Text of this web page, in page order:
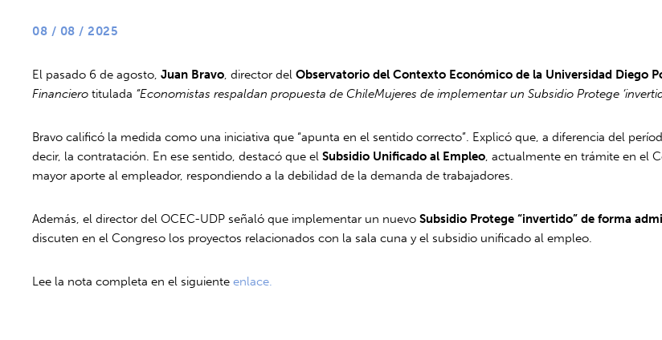
08 / 08 / 2025
El pasado 6 de agosto,Juan Bravo, director delObservatorio del Contexto Económico de la Universidad Diego
Financiero titulada “Economistas respaldan propuesta de ChileMujeres de implementar un Subsidio Protege
Bravo calificó la medida como una iniciativa que “apunta en el sentido correcto”. Explicó que, a diferencia del
decir, la contratación. En ese sentido, destacó que elSubsidio Unificado al Empleo, actualmente en trámite en el
mayor aporte al empleador, respondiendo a la debilidad de la demanda de trabajadores.
Además, el director del OCEC-UDP señaló que implementar un nuevoSubsidio Protege “invertido” de forma
discuten en el Congreso los proyectos relacionados con la sala cuna y el subsidio unificado al empleo.
Lee la nota completa en el siguienteenlace.